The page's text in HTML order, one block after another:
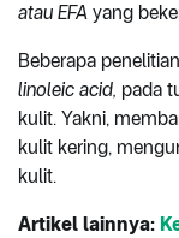
atau EFA yang
Beberapa
linoleic acid, pada
kulit. Yakni,
kulit kering,
kulit.
Artikel lainnya: